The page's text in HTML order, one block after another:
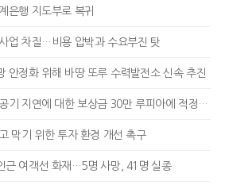
은행 지도부로 복귀
업 차질…비용 압박과 수요부진 탓
안정화 위해 바땅 또루 수력발전소 신속 추진
지연에 대한 보상금 30만 루피아에 적정성 제기
막기 위한 투자 환경 개선 촉구
근 여객선 화재…5명 사망, 41명 실종